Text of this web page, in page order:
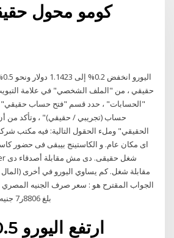
كومو محول
"الحسابات" ، حدد قسم "فتح حساب حقيقي"
حساب (تجريبي / حقيقي)" ، وتأكد من
الحقيقي" وملء الحقول التالية: فيه مكتب
اى مكان عام. و الكاستينج بيبقى فى حضور
مقابلة شغل. كم يساوي اليورو في أخرى
الجواب المقترح هو : سعر صرف الجنيه المصري
بلغ 8806ر7 جنيه للبيع مقابل 9182ر7 جنيه